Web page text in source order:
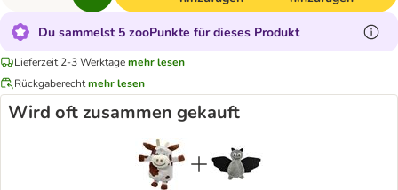
Du sammelst 5 zooPunkte für dieses Produkt
Lieferzeit 2-3 Werktagemehr lesen
Rückgaberechtmehr lesen
Wird oft zusammen gekauft